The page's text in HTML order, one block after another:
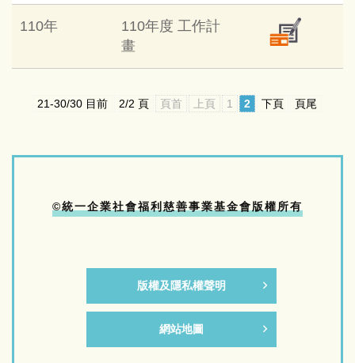
110年
110年度 工作計
畫
21-30/30 目前 2/2 頁 頁首 上頁 1 2 下頁 頁尾
©統一企業社會福利慈善事業基金會版權所有
版權及隱私權聲明
網站地圖